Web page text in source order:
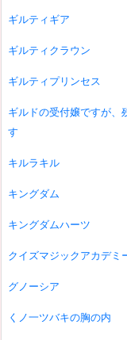
ギルティギア
ギルティクラウン
ギルティプリンセス
ギルドの受付嬢ですが、
す
キルラキル
キングダム
キングダムハーツ
クイズマジックアカデミ
グノーシア
くノ一ツバキの胸の内